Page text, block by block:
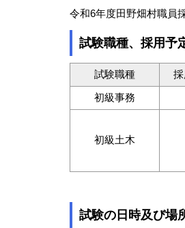
令和6年度田野畑村職員
試験職種、採用予
試験職種
初級事務
初級土木
試験の日時及び場